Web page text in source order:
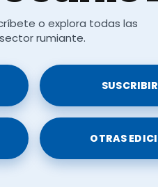
o explora todas las
rumiante.
OTRAS